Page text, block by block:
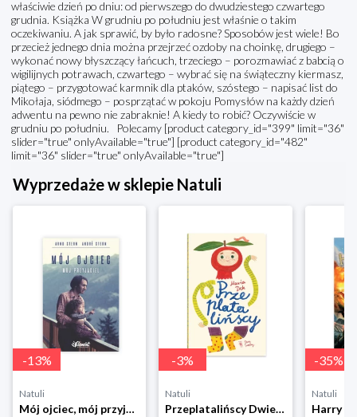
właściwie dzień po dniu: od pierwszego do dwudziestego czwartego
grudnia. Książka W grudniu po południu jest właśnie o takim
oczekiwaniu. A jak sprawić, by było radosne? Sposobów jest wiele! Bo
przecież jednego dnia można przejrzeć ozdoby na choinkę, drugiego –
wykonać nowy błyszczący łańcuch, trzeciego – porozmawiać z babcią o
wigilijnych potrawach, czwartego – wybrać się na świąteczny kiermasz,
piątego – przygotować karmnik dla ptaków, szóstego – napisać list do
Mikołaja, siódmego – posprzątać w pokoju Pomysłów na każdy dzień
adwentu na pewno nie zabraknie! A kiedy to robić? Oczywiście w
grudniu po południu. Polecamy [product category_id="399" limit="36"
slider="true" onlyAvailable="true"] [product category_id="482"
limit="36" slider="true" onlyAvailable="true"]
Wyprzedaże w sklepie Natuli
-13%
Natuli
Mój ojciec, mój przyjaciel Element
-3%
Natuli
Przeplatalińscy Dwie siostry
-35%
Natuli